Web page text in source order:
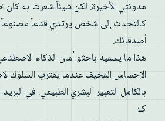
مدونتي الأخيرة. لكن شيئاً شعرت به كان
كالتحدث إلى شخص يرتدي قناعاً مصنوعاً
أصدقائك.
هذا ما يسميه باحثو أمان الذكاء الاصطناعي
الإحساس المخيف عندما يقترب السلوك
بالكامل التعبير البشري الطبيعي. في البريد